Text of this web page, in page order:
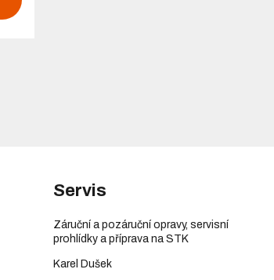
Servis
Záruční a pozáruční opravy, servisní
prohlídky a příprava na STK
Karel Dušek